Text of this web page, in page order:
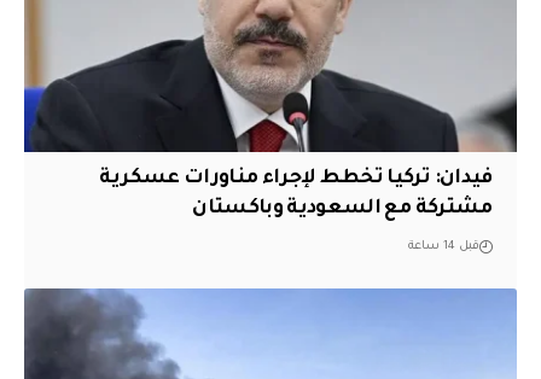
فيدان: تركيا تخطط لإجراء مناورات عسكرية
مشتركة مع السعودية وباكستان
قبل 14 ساعة